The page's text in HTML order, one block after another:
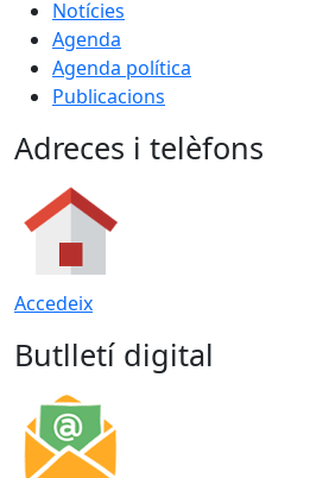
Notícies
Agenda
Agenda política
Publicacions
Adreces i telèfons
Accedeix
Butlletí digital